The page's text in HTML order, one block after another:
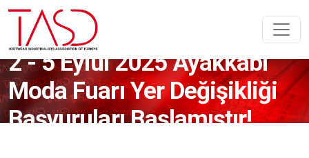
2 - 5 Eylül 2025 Ayakkabı
Moda Fuarı Yer Değişikliği
Başvuruları Başlamıştır!